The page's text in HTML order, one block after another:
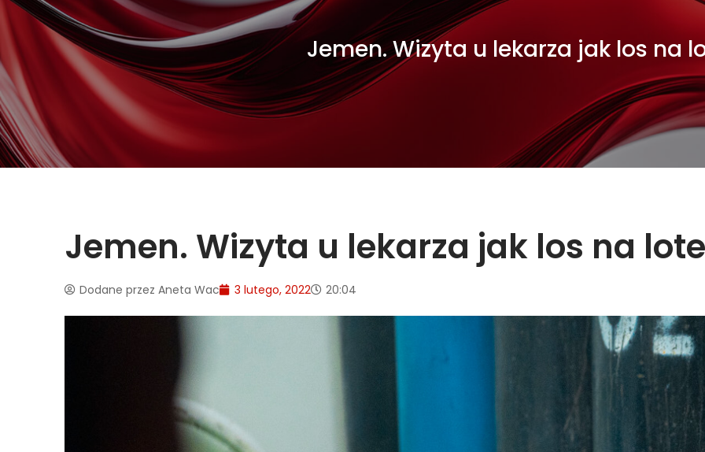
Jemen. Wizyta u lekarza jak los na
Jemen. Wizyta u lekarza jak los na
Dodane przez Aneta Wac 3 lutego, 2022 20:04